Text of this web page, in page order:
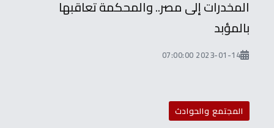
المخدرات إلى مصر.. والمحكمة تعاقبها
بالمؤبد
2023-01-14 07:00:00
المجتمع والحوادث